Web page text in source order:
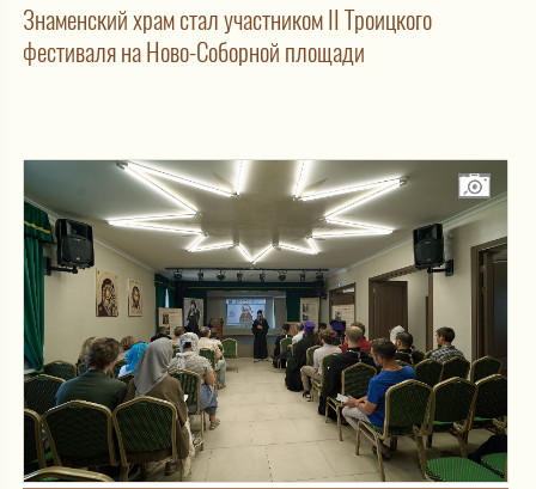
Знаменский храм стал участником II Троицкого
фестиваля на Ново-Соборной площади